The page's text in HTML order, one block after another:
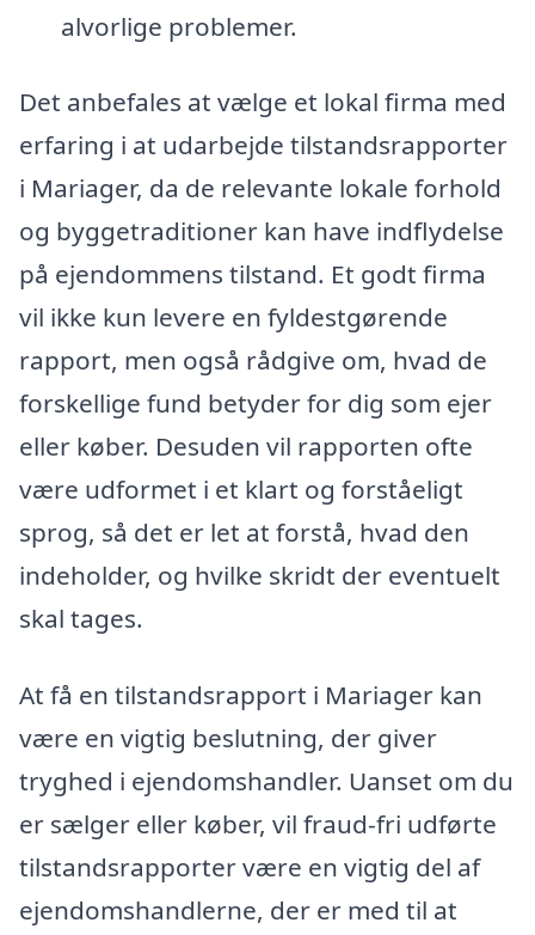
alvorlige problemer.
Det anbefales at vælge et lokal firma med
erfaring i at udarbejde tilstandsrapporter
i Mariager, da de relevante lokale forhold
og byggetraditioner kan have indflydelse
på ejendommens tilstand. Et godt firma
vil ikke kun levere en fyldestgørende
rapport, men også rådgive om, hvad de
forskellige fund betyder for dig som ejer
eller køber. Desuden vil rapporten ofte
være udformet i et klart og forståeligt
sprog, så det er let at forstå, hvad den
indeholder, og hvilke skridt der eventuelt
skal tages.
At få en tilstandsrapport i Mariager kan
være en vigtig beslutning, der giver
tryghed i ejendomshandler. Uanset om du
er sælger eller køber, vil fraud-fri udførte
tilstandsrapporter være en vigtig del af
ejendomshandlerne, der er med til at